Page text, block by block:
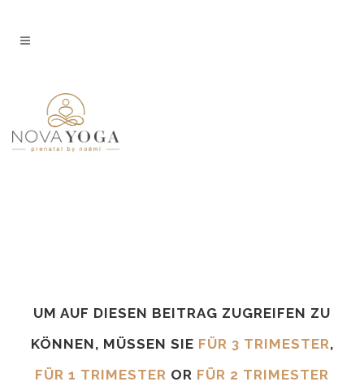
UM AUF DIESEN BEITRAG ZUGREIFEN ZU
KÖNNEN, MÜSSEN SIE FÜR 3 TRIMESTER,
FÜR 1 TRIMESTER OR FÜR 2 TRIMESTER